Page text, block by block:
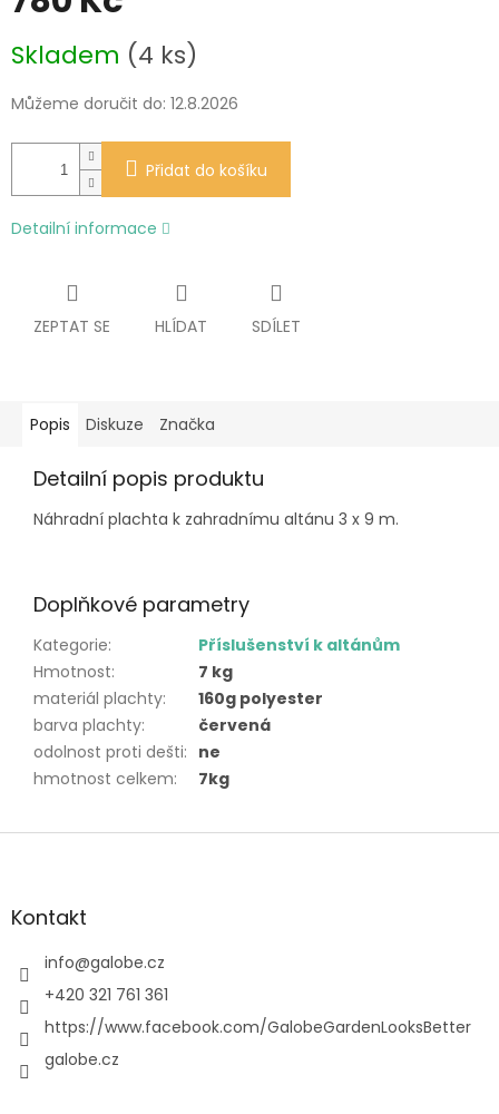
cena:
Skladem (4 ks)
Můžeme doručit do: 12.8.2026
Přidat do košíku
Detailní informace
ZEPTAT SE HLÍDAT SDÍLET
Popis Diskuze Značka
Detailní popis produktu
Náhradní plachta k zahradnímu altánu 3 x 9 m.
Doplňkové parametry
Kategorie:
Příslušenství k altánům
Hmotnost:
7 kg
materiál plachty:
160g polyester
barva plachty:
červená
odolnost proti dešti: ne
hmotnost celkem: 7kg
Z
aKontakt
info@galobe.cz
+420 321 761 361
https://www.facebook.com/GalobeGardenLooksBetter
galobe.cz